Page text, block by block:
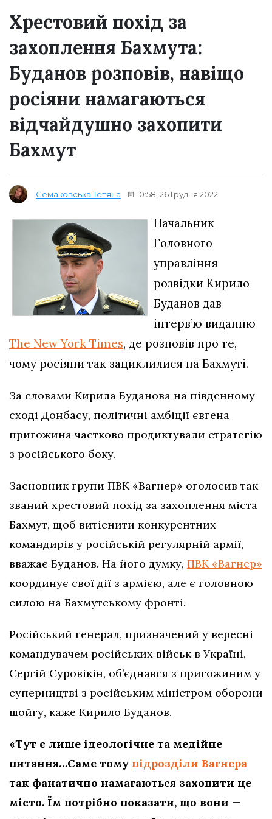
Хрестовий похід за
захоплення Бахмута:
Буданов розповів, навіщо
росіяни намагаються
відчайдушно захопити
Бахмут
Семаковська Тетяна 10:58, 26 Грудня 2022
Начальник
Головного
управління
розвідки Кирило
Буданов дав
інтерв’ю виданню
The New York Times, де розповів про те,
чому росіяни так зациклилися на Бахмуті.
За словами Кирила Буданова на південному
сході Донбасу, політичні амбіції євгена
пригожина частково продиктували стратегію
з російського боку.
Засновник групи ПВК «Вагнер» оголосив так
званий хрестовий похід за захоплення міста
Бахмут, щоб витіснити конкурентних
командирів у російській регулярній армії,
вважає Буданов. На його думку, ПВК «Вагнер»
координує свої дії з армією, але є головною
силою на Бахмутському фронті.
Російський генерал, призначений у вересні
командувачем російських військ в Україні,
Сергій Суровікін, об’єднався з пригожиним у
суперництві з російським міністром оборони
шойгу, каже Кирило Буданов.
«Тут є лише ідеологічне та медійне
питання…Саме тому підрозділи Вагнера
так фанатично намагаються захопити це
місто. Їм потрібно показати, що вони —